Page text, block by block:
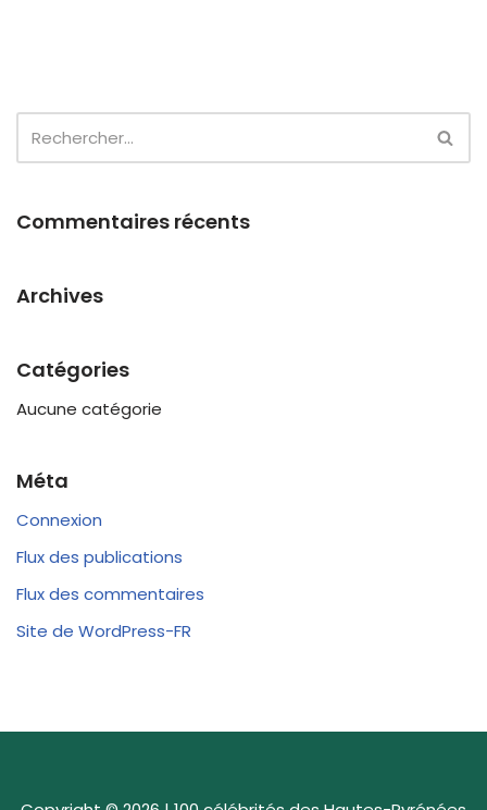
Commentaires récents
Archives
Catégories
Aucune catégorie
Méta
Connexion
Flux des publications
Flux des commentaires
Site de WordPress-FR